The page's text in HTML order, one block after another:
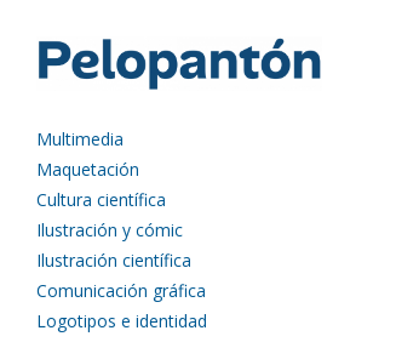
Multimedia
Maquetación
Cultura científica
Ilustración y cómic
Ilustración científica
Comunicación gráfica
Logotipos e identidad